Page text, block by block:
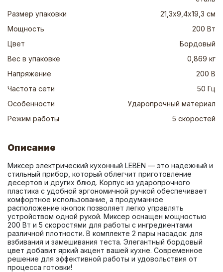
Размер упаковки
21,3х9,4х19,3 см
Мощность
200 Вт
Цвет
Бордовый
Вес в упаковке
0,869 кг
Напряжение
200 В
Частота сети
50 Гц
Особенности
Ударопрочный материал
Режим работы
5 скоростей
Описание
Миксер электрический кухонный LEBEN — это надежный и
стильный прибор, который облегчит приготовление
десертов и других блюд. Корпус из ударопрочного
пластика с удобной эргономичной ручкой обеспечивает
комфортное использование, а продуманное
расположение кнопок позволяет легко управлять
устройством одной рукой. Миксер оснащен мощностью
200 Вт и 5 скоростями для работы с ингредиентами
различной плотности. В комплекте 2 пары насадок: для
взбивания и замешивания теста. Элегантный бордовый
цвет добавит яркий акцент вашей кухне. Современное
решение для эффективной работы и удовольствия от
процесса готовки!